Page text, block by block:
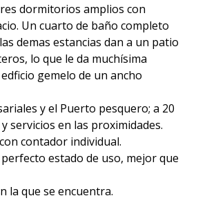
dormitorios amplios con
Un cuarto de baño completo
demas estancias dan a un patio
lo que le da muchísima
gemelo de un ancho
y el Puerto pesquero; a 20
servicios en las proximidades.
contador individual.
estado de uso, mejor que
la que se encuentra.